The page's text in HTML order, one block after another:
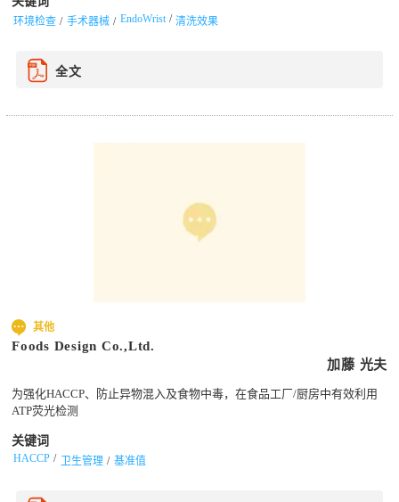
环境检查 手术器械 EndoWrist 清洗效果
全文
其他
Foods Design Co.,Ltd.
加藤 光夫
为强化HACCP、防止异物混入及食物中毒，在食品工厂/厨房中有效利用
ATP荧光检测
关键词
HACCP 卫生管理 基准值